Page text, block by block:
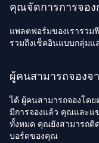
คุณจัดการการจอง
แพลตฟอร์มของเรารวม
รวมถึงเช็คอินแบบกลุ่มแ
ผู้คนสามารถจองจ
ได้ ผู้คนสามารถจองโดย
มีการจองแล้ว คุณและแ
ทั้งหมด คุณยังสามารถติ
บอร์ดของคุณ